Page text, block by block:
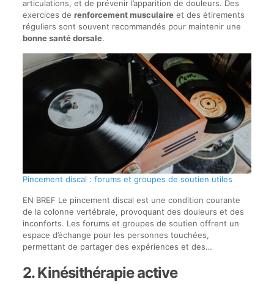
articulations, et de prévenir l’apparition de douleurs. Des
exercices de renforcement musculaireet des étirements
réguliers sont souvent recommandés pour maintenir une
bonne santé dorsale.
Pincement discal : forums et groupes de soutien utiles
EN BREF Le pincement discal est une condition courante
de la colonne vertébrale, provoquant des douleurs et des
inconforts. Les forums et groupes de soutien offrent un
espace d’échange pour les personnes touchées,
permettant de partager des expériences et des…
2. Kinésithérapie active